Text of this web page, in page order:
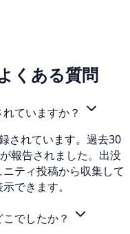
くある質問
ていますか？
されています。過去30
報告されました。出没
ティ投稿から収集して
できます。
でしたか？